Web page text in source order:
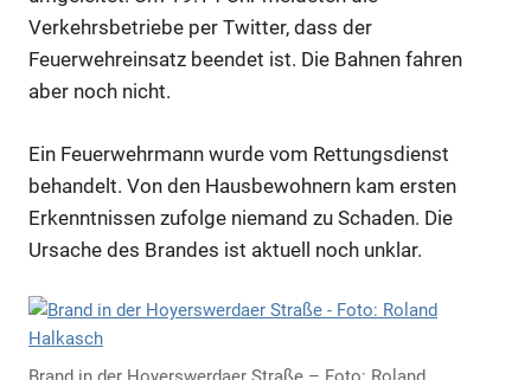
Verkehrsbetriebe per Twitter, dass der
Feuerwehreinsatz beendet ist. Die Bahnen fahren
aber noch nicht.
Ein Feuerwehrmann wurde vom Rettungsdienst
behandelt. Von den Hausbewohnern kam ersten
Erkenntnissen zufolge niemand zu Schaden. Die
Ursache des Brandes ist aktuell noch unklar.